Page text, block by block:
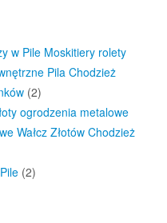
w Pile Moskitiery rolety
Pila Chodzież
(2)
ogrodzenia metalowe
Wałcz Złotów Chodzież
(2)